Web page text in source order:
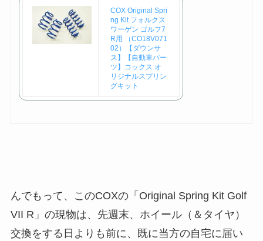
COX Original Spri
ng Kit フォルクス
ワーゲン ゴルフ7
R用 （CO18V071
02）【ダウンサ
ス】【自動車パー
ツ】コックス オ
リジナルスプリン
グキット
んでもって、このCOXの「Original Spring Kit Golf
VII R」の現物は、先週末、ホイール（＆タイヤ）
交換をする日よりも前に、既に当方の自宅に届い